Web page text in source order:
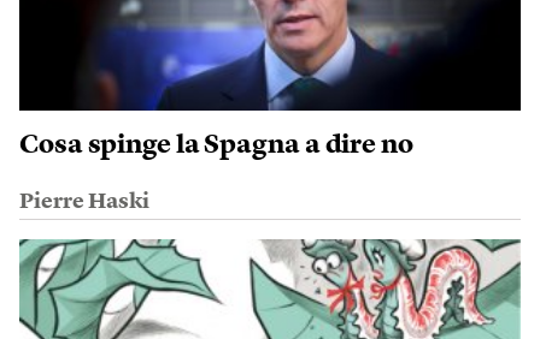
Cosa spinge la Spagna a dire no
Pierre Haski